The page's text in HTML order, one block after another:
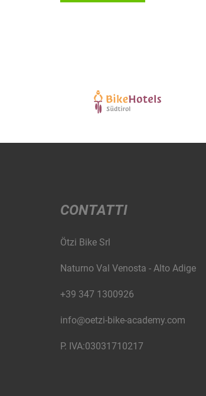
CONTATTI
Ötzi Bike Srl
Naturno Val Venosta - Alto Adige
+39 347 1300926
info@oetzi-bike-academy.com
P. IVA:03031710217